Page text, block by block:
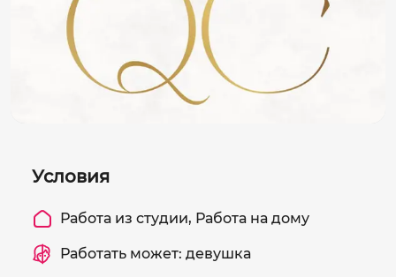
Условия
Работа из студии, Работа на дому
Работать может: девушка